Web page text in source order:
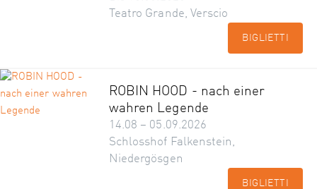
Teatro Grande, Verscio
BIGLIETTI
ROBIN HOOD - nach einer
wahren Legende
14.08 – 05.09.2026
Schlosshof Falkenstein,
Niedergösgen
BIGLIETTI